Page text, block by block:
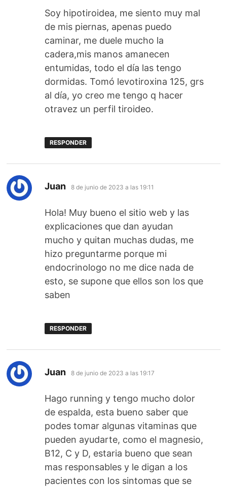
Soy hipotiroidea, me siento muy mal
de mis piernas, apenas puedo
caminar, me duele mucho la
cadera,mis manos amanecen
entumidas, todo el día las tengo
dormidas. Tomó levotiroxina 125, grs
al día, yo creo me tengo q hacer
otravez un perfil tiroideo.
RESPONDER
Juan dice:
8 de junio de 2023 a las 19:11
Hola! Muy bueno el sitio web y las
explicaciones que dan ayudan
mucho y quitan muchas dudas, me
hizo preguntarme porque mi
endocrinologo no me dice nada de
esto, se supone que ellos son los que
saben
RESPONDER
Juan dice:
8 de junio de 2023 a las 19:17
Hago running y tengo mucho dolor
de espalda, esta bueno saber que
podes tomar algunas vitaminas que
pueden ayudarte, como el magnesio,
B12, C y D, estaria bueno que sean
mas responsables y le digan a los
pacientes con los sintomas que se